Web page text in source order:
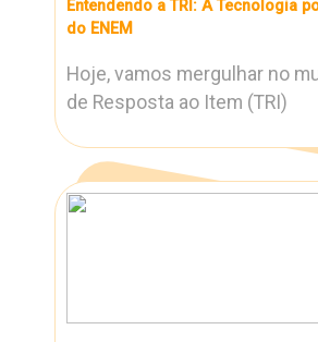
Entendendo a TRI: A Tecnologia
do ENEM
Hoje, vamos mergulhar no
de Resposta ao Item (TRI)